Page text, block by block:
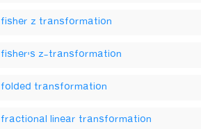
fisher z transformation
fisher's z-transformation
folded transformation
fractional linear transformation